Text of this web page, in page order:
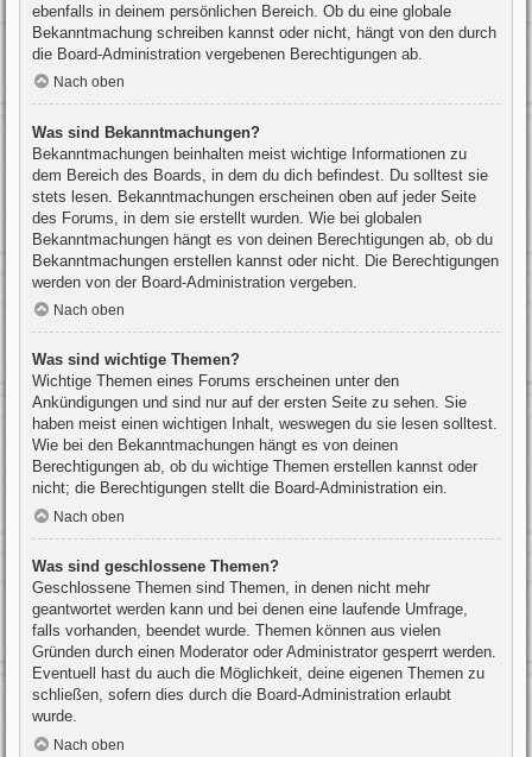
ebenfalls in deinem persönlichen Bereich. Ob du eine globale
Bekanntmachung schreiben kannst oder nicht, hängt von den durch
die Board-Administration vergebenen Berechtigungen ab.
Nach oben
Was sind Bekanntmachungen?
Bekanntmachungen beinhalten meist wichtige Informationen zu
dem Bereich des Boards, in dem du dich befindest. Du solltest sie
stets lesen. Bekanntmachungen erscheinen oben auf jeder Seite
des Forums, in dem sie erstellt wurden. Wie bei globalen
Bekanntmachungen hängt es von deinen Berechtigungen ab, ob du
Bekanntmachungen erstellen kannst oder nicht. Die Berechtigungen
werden von der Board-Administration vergeben.
Nach oben
Was sind wichtige Themen?
Wichtige Themen eines Forums erscheinen unter den
Ankündigungen und sind nur auf der ersten Seite zu sehen. Sie
haben meist einen wichtigen Inhalt, weswegen du sie lesen solltest.
Wie bei den Bekanntmachungen hängt es von deinen
Berechtigungen ab, ob du wichtige Themen erstellen kannst oder
nicht; die Berechtigungen stellt die Board-Administration ein.
Nach oben
Was sind geschlossene Themen?
Geschlossene Themen sind Themen, in denen nicht mehr
geantwortet werden kann und bei denen eine laufende Umfrage,
falls vorhanden, beendet wurde. Themen können aus vielen
Gründen durch einen Moderator oder Administrator gesperrt werden.
Eventuell hast du auch die Möglichkeit, deine eigenen Themen zu
schließen, sofern dies durch die Board-Administration erlaubt
wurde.
Nach oben